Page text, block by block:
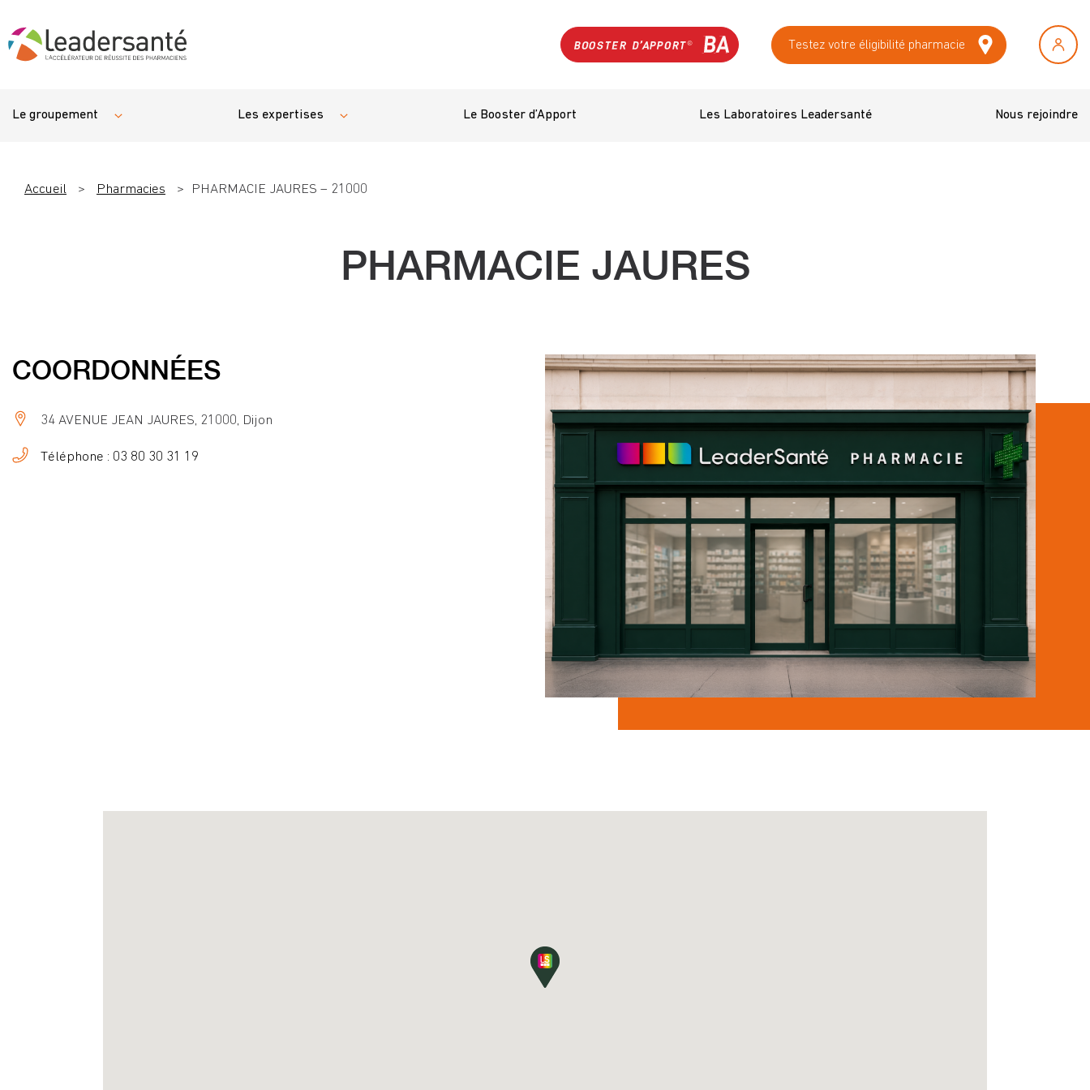
Testez votre éligibilité pharmacie
Le groupement Les expertises Le Booster d’Apport Les Laboratoires Leadersanté Nous rejoindre
Accueil > Pharmacies > PHARMACIE JAURES – 21000
PHARMACIE JAURES
COORDONNÉES
34 AVENUE JEAN JAURES, 21000, Dijon
Téléphone : 03 80 30 31 19